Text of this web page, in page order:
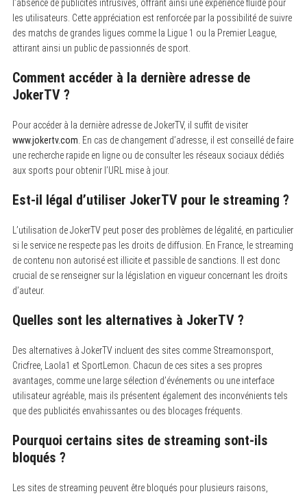
l’absence de publicités intrusives, offrant ainsi une expérience fluide pour
les utilisateurs. Cette appréciation est renforcée par la possibilité de suivre
des matchs de grandes ligues comme la Ligue 1 ou la Premier League,
attirant ainsi un public de passionnés de sport.
Comment accéder à la dernière adresse de
JokerTV ?
Pour accéder à la dernière adresse de JokerTV, il suffit de visiter
www.jokertv.com . En cas de changement d’adresse, il est conseillé de faire
une recherche rapide en ligne ou de consulter les réseaux sociaux dédiés
aux sports pour obtenir l’URL mise à jour.
Est-il légal d’utiliser JokerTV pour le streaming ?
L’utilisation de JokerTV peut poser des problèmes de légalité, en particulier
si le service ne respecte pas les droits de diffusion. En France, le streaming
de contenu non autorisé est illicite et passible de sanctions. Il est donc
crucial de se renseigner sur la législation en vigueur concernant les droits
d’auteur.
Quelles sont les alternatives à JokerTV ?
Des alternatives à JokerTV incluent des sites comme Streamonsport,
Cricfree, Laola1 et SportLemon. Chacun de ces sites a ses propres
avantages, comme une large sélection d’événements ou une interface
utilisateur agréable, mais ils présentent également des inconvénients tels
que des publicités envahissantes ou des blocages fréquents.
Pourquoi certains sites de streaming sont-ils
bloqués ?
Les sites de streaming peuvent être bloqués pour plusieurs raisons,